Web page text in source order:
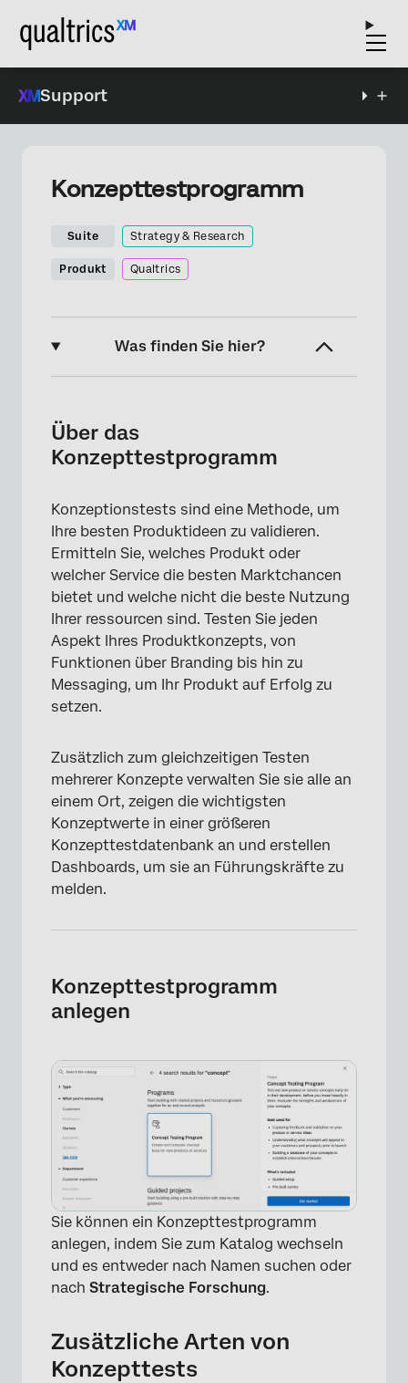
Support
Konzepttestprogramm
Suite Strategy & Research
Produkt Qualtrics
Was finden Sie hier?
Konzepttestprogramm anlegen
Hinzufügen von Konzepttests zum Programm
enthalten
Dashboard
Verwalten Ihres Programms
Über das
Konzepttestprogramm
Konzeptionstests sind eine Methode, um
Ihre besten Produktideen zu validieren.
Ermitteln Sie, welches Produkt oder
welcher Service die besten Marktchancen
bietet und welche nicht die beste Nutzung
Ihrer ressourcen sind. Testen Sie jeden
Aspekt Ihres Produktkonzepts, von
Funktionen über Branding bis hin zu
Messaging, um Ihr Produkt auf Erfolg zu
setzen.
Zusätzlich zum gleichzeitigen Testen
mehrerer Konzepte verwalten Sie sie alle an
einem Ort, zeigen die wichtigsten
Konzeptwerte in einer größeren
Konzepttestdatenbank an und erstellen
Dashboards, um sie an Führungskräfte zu
melden.
Konzepttestprogramm
anlegen
Sie können ein Konzepttestprogramm
anlegen, indem Sie zum Katalog wechseln
und es entweder nach Namen suchen oder
nach Strategische Forschung.
Zusätzliche Arten von
Konzepttests